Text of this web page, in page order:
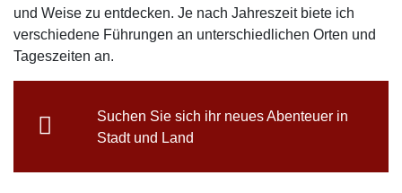
und Weise zu entdecken. Je nach Jahreszeit biete ich
verschiedene Führungen an unterschiedlichen Orten und
Tageszeiten an.
Suchen Sie sich ihr neues Abenteuer in
Stadt und Land